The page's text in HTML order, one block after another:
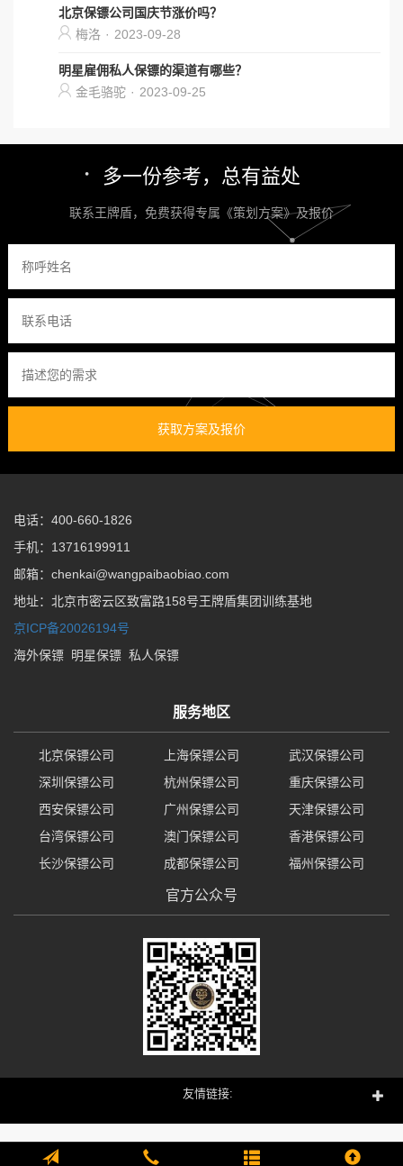
北京保镖公司国庆节涨价吗？
梅洛 · 2023-09-28
明星雇佣私人保镖的渠道有哪些？
金毛骆驼 · 2023-09-25
多一份参考，总有益处
联系王牌盾，免费获得专属《策划方案》及报价
获取方案及报价
电话：400-660-1826
手机：13716199911
邮箱：chenkai@wangpaibaobiao.com
地址：北京市密云区致富路158号王牌盾集团训练基地
京ICP备20026194号
海外保镖
明星保镖 私人保镖
服务地区
北京保镖公司 上海保镖公司
武汉保镖公司
深圳保镖公司
杭州保镖公司
重庆保镖公司
西安保镖公司
广州保镖公司
天津保镖公司
台湾保镖公司
澳门保镖公司
香港保镖公司
长沙保镖公司
成都保镖公司 福州保镖公司
官方公众号
友情链接: